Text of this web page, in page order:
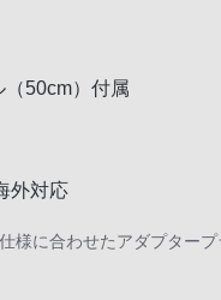
50cm）付属
外対応
様に合わせたアダプター